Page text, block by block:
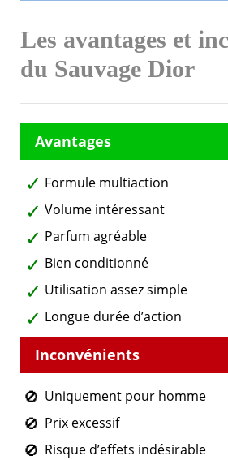
Les avantages et
du Sauvage Dior
Formule multiaction
Volume intéressant
Parfum agréable
Bien conditionné
Utilisation assez simple
Longue durée d’action
Uniquement pour homme
Prix excessif
Risque d’effets indésirable